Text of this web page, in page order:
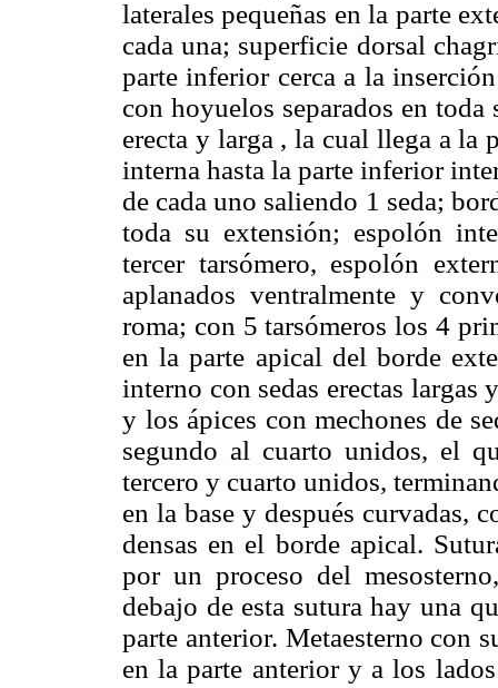
laterales pequeñas en la parte
cada una; superficie dorsal
parte inferior cerca a la
con hoyuelos separados en
erecta y larga , la cual llega a la
interna hasta la parte inferior
de cada uno saliendo 1 seda;
toda su extensión; espolón
tercer tarsómero, espolón
aplanados ventralmente y
roma; con 5 tarsómeros los 4
en la parte apical del borde
interno con sedas erectas largas
y los ápices con mechones de
segundo al cuarto unidos, el
tercero y cuarto unidos,
en la base y después curvadas,
densas en el borde apical.
por un proceso del
debajo de esta sutura hay una
parte anterior. Metaesterno con
en la parte anterior y a los